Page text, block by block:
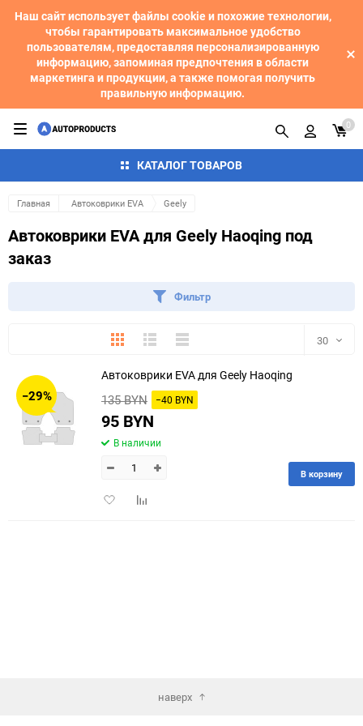
Наш сайт использует файлы cookie и похожие технологии,
чтобы гарантировать максимальное удобство
пользователям, предоставляя персонализированную
информацию, запоминая предпочтения в области
маркетинга и продукции, а также помогая получить
правильную информацию.
КАТАЛОГ ТОВАРОВ
0
Главная Автоковрики EVA Geely
Автоковрики EVA для Geely Haoqing под
заказ
Фильтр
ПлиткаПодробноКомпактно 30
150
−29%
Автоковрики EVA для Geely Haoqing
135 BYN −40 BYN
95 BYN
В наличии
ДобавитьДобавить
В корзину
наверх